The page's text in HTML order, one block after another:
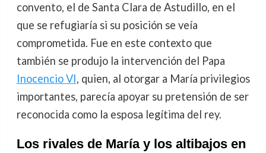
convento, el de Santa Clara de Astudillo, en el
que se refugiaría si su posición se veía
comprometida. Fue en este contexto que
también se produjo la intervención del Papa
Inocencio VI, quien, al otorgar a María privilegios
importantes, parecía apoyar su pretensión de ser
reconocida como la esposa legítima del rey.
Los rivales de María y los altibajos en